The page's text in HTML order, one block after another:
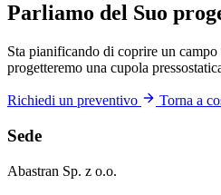
Parliamo del Suo
Sta pianificando di coprire un
progetteremo una cupola
Richiedi un preventivo Torna a
Sede
Abastran Sp. z o.o.